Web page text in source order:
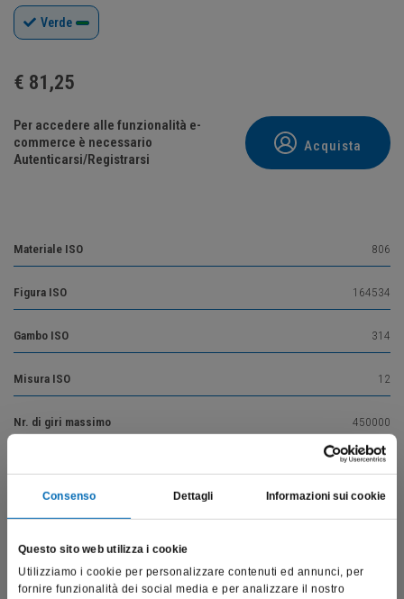
Consenso Dettagli Informazioni sui cookie
Questo sito web utilizza i cookie
Utilizziamo i cookie per personalizzare contenuti ed annunci, per
fornire funzionalità dei social media e per analizzare il nostro
Verde
€ 81,25
Per accedere alle funzionalità e-
commerce è necessario
Autenticarsi/Registrarsi
Acquista
Materiale ISO 806
Figura ISO 164534
Gambo ISO 314
Misura ISO 12
Nr. di giri massimo 450000
160000
Vai alla descrizione del prodotto